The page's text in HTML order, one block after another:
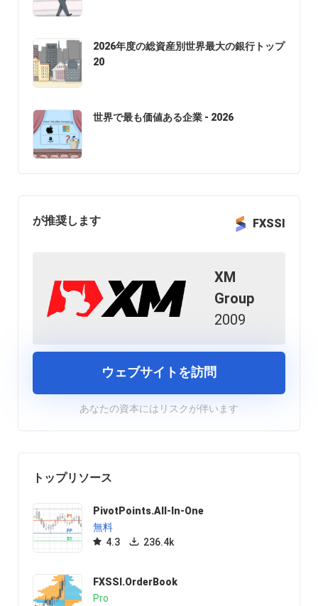
2026年度の総資産別世界最大の銀行トップ
20
世界で最も価値ある企業 - 2026
が推奨します FXSSI
XM
Group
2009
ウェブサイトを訪問
あなたの資本にはリスクが伴います
トップリソース
PivotPoints.All-In-One
無料
4.3
236.4k
FXSSI.OrderBook
Pro